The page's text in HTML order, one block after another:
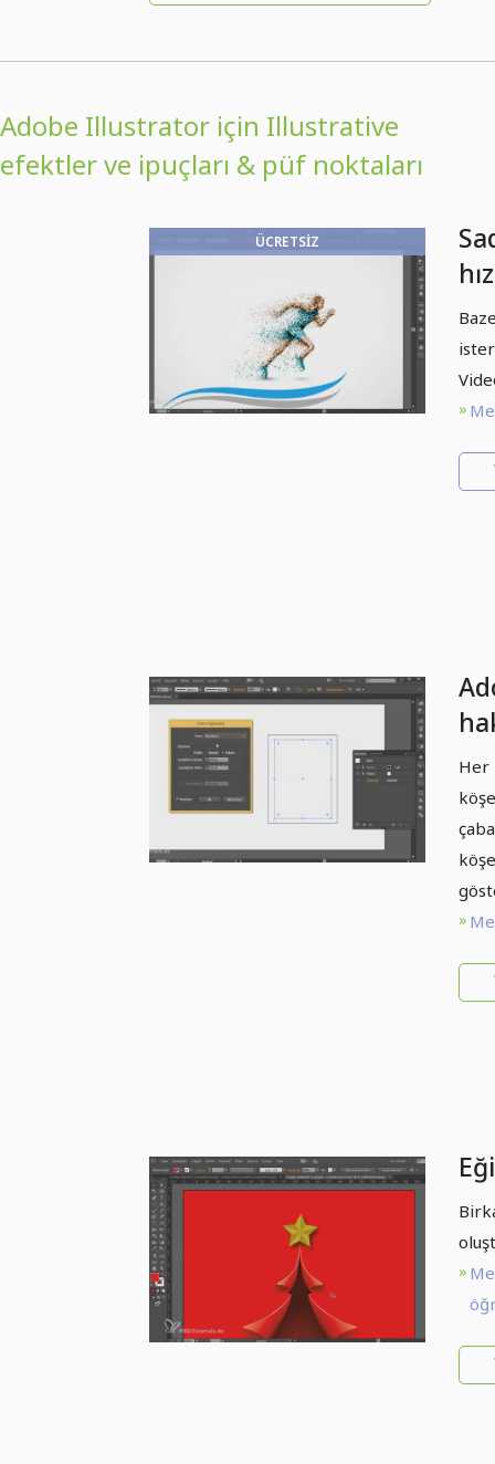
Adobe Illustrator için Illustrative
efektler ve ipuçları & püf noktaları
ÜCRETSIZ
Her